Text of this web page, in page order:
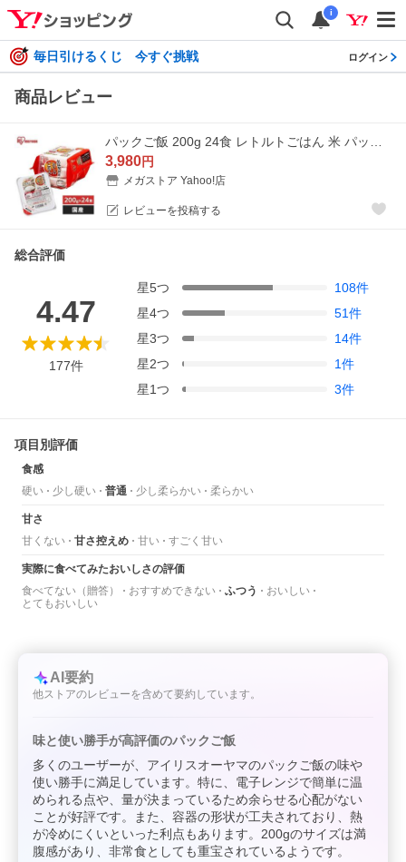
i
毎日引けるくじ 今すぐ挑戦 ログイン
商品レビュー
3,980円
メガストア Yahoo!店
レビューを投稿する
総合評価
4.47
177件
星5つ 108件
星4つ 51件
星3つ 14件
星2つ 1件
星1つ 3件
項目別評価
食感
硬い
少し硬い 普通 少し柔らかい 柔らかい
甘さ
甘くない
甘さ控えめ 甘い すごく甘い
実際に食べてみたおいしさの評価
食べてない（贈答）
おすすめできない ふつう
おいしい
とてもおいしい
AI要約
他ストアのレビューを含めて要約しています。
味と使い勝手が高評価のパックご飯
多くのユーザーが、アイリスオーヤマのパックご飯の味や
使い勝手に満足しています。特に、電子レンジで簡単に温
められる点や、量が決まっているため余らせる心配がない
ことが好評です。また、容器の形状が工夫されており、熱
が冷めにくいといった利点もあります。200gのサイズは満
腹感があり、非常食としても重宝されているようです。